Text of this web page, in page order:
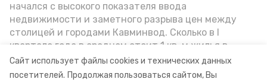
Сайт использует файлы cookies и технических данных
посетителей. Продолжая пользоваться сайтом, Вы
начался с высокого показателя ввода
недвижимости и заметного разрыва цен между
столицей и городами Кавминвод. Сколько в I
квартале года в среднем стоит 1 кв. м жилья в
городах и округах региона, как изменился спрос на
первичку и вторичку, какова себестоимость
Узнатьо том, как глэмпинг поможет
привлечь зарубежных туристов на
Ставрополье, можно в новом
спецпроекте«Победы26» — «Открытие
месяца».